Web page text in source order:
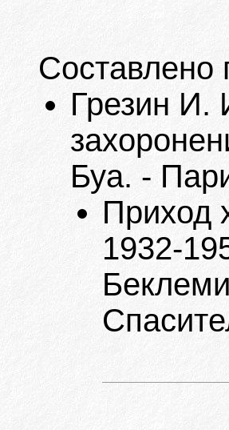
Составлено
Грезин И.
Буа. -
Приход
1932-